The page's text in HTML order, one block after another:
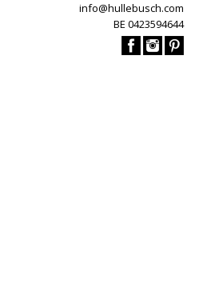
info@hullebusch.com
BE 0423594644